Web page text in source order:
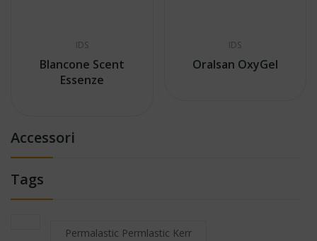
Accessori
Tags
Permalastic Permlastic Kerr
IDS
Blancone Scent
Essenze
IDS
Oralsan OxyGel